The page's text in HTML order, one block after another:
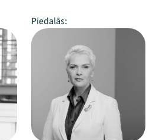
Piedalās: